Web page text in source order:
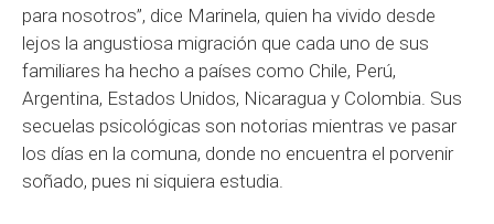
para nosotros”, dice Marinela, quien ha vivido desde
lejos la angustiosa migración que cada uno de sus
familiares ha hecho a países como Chile, Perú,
Argentina, Estados Unidos, Nicaragua y Colombia. Sus
secuelas psicológicas son notorias mientras ve pasar
los días en la comuna, donde no encuentra el porvenir
soñado, pues ni siquiera estudia.